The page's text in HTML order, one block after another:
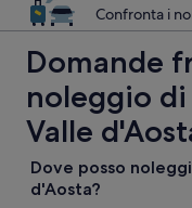
Confronta i
Domande
noleggio di
Valle
Dove posso
d'Aosta?